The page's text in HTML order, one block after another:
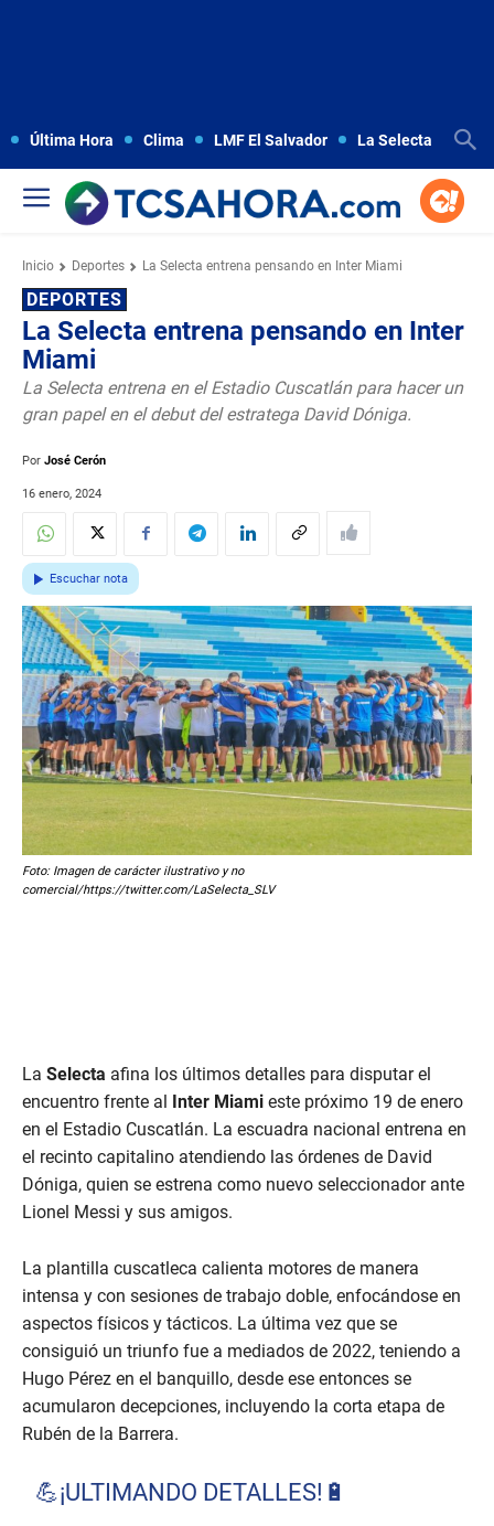
Última Hora Clima LMF El Salvador La Selecta
Inicio Deportes La Selecta entrena pensando en Inter Miami
DEPORTES
La Selecta entrena pensando en Inter
Miami
La Selecta entrena en el Estadio Cuscatlán para hacer un
gran papel en el debut del estratega David Dóniga.
Por José Cerón
16 enero, 2024
Escuchar nota
Foto: Imagen de carácter ilustrativo y no
comercial/https://twitter.com/LaSelecta_SLV
La Selecta afina los últimos detalles para disputar el
encuentro frente al
Inter Miami este próximo 19 de enero
en el Estadio Cuscatlán. La escuadra nacional entrena en
el recinto capitalino atendiendo las órdenes de David
Dóniga, quien se estrena como nuevo seleccionador ante
Lionel Messi y sus amigos.
La plantilla cuscatleca calienta motores de manera
intensa y con sesiones de trabajo doble, enfocándose en
aspectos físicos y tácticos. La última vez que se
consiguió un triunfo fue a mediados de 2022, teniendo a
Hugo Pérez en el banquillo, desde ese entonces se
acumularon decepciones, incluyendo la corta etapa de
Rubén de la Barrera.
💪¡ULTIMANDO DETALLES!🔋